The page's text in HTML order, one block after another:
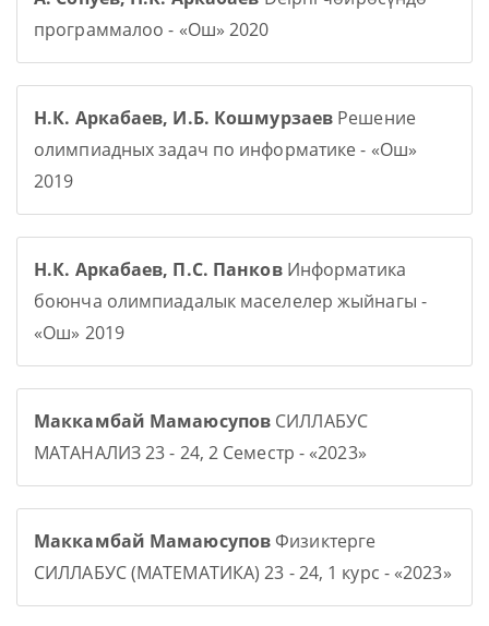
программалоо - «Ош» 2020
Н.К. Аркабаев, И.Б. Кошмурзаев Решение
олимпиадных задач по информатике - «Ош»
2019
Н.К. Аркабаев, П.С. ПанковИнформатика
боюнча олимпиадалык маселелер жыйнагы -
«Ош» 2019
Маккамбай Мамаюсупов СИЛЛАБУС
МАТАНАЛИЗ 23 - 24, 2 Семестр - «2023»
Маккамбай МамаюсуповФизиктерге
СИЛЛАБУС (МАТЕМАТИКА) 23 - 24, 1 курс - «2023»